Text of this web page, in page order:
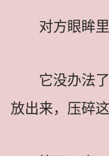
对方眼眸
它没办法
放出来，压碎这